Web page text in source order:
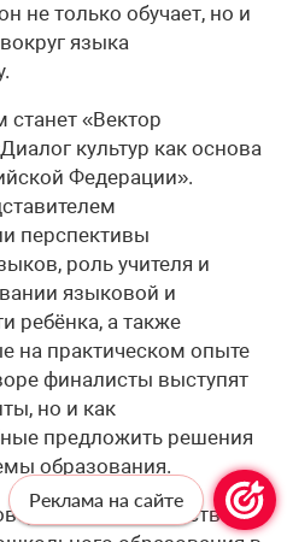
не только обучает, но и
языка
«Вектор
культур как основа
Федерации».
перспективы
роль учителя и
языковой и
ребёнка, а также
на практическом опыте
финалисты выступят
но и как
предложить решения
образования.
в Год единства
Реклама на сайте